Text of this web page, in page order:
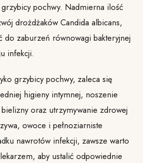
pochwy. Nadmierna ilość
drożdżaków Candida albicans,
do zaburzeń równowagi bakteryjnej
infekcji.
grzybicy pochwy, zaleca się
higieny intymnej, noszenie
bielizny oraz utrzymywanie zdrowej
owoce i pełnoziarniste
nawrotów infekcji, zawsze warto
aby ustalić odpowiednie